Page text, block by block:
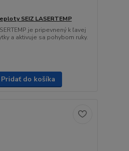
SEIZ LASERTEMP
je pripevnený k ľavej
a aktivuje sa pohybom ruky.
Pridať do košíka